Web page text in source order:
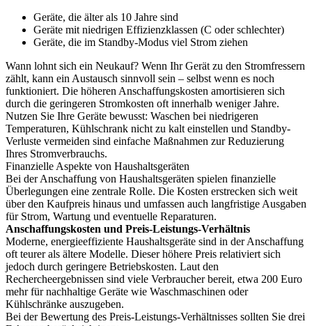
Geräte, die älter als 10 Jahre sind
Geräte mit niedrigen Effizienzklassen (C oder schlechter)
Geräte, die im Standby-Modus viel Strom ziehen
Wann lohnt sich ein Neukauf? Wenn Ihr Gerät zu den Stromfressern
zählt, kann ein Austausch sinnvoll sein – selbst wenn es noch
funktioniert. Die höheren Anschaffungskosten amortisieren sich
durch die geringeren Stromkosten oft innerhalb weniger Jahre.
Nutzen Sie Ihre Geräte bewusst: Waschen bei niedrigeren
Temperaturen, Kühlschrank nicht zu kalt einstellen und Standby-
Verluste vermeiden sind einfache Maßnahmen zur Reduzierung
Ihres Stromverbrauchs.
Finanzielle Aspekte von Haushaltsgeräten
Bei der Anschaffung von Haushaltsgeräten spielen finanzielle
Überlegungen eine zentrale Rolle. Die Kosten erstrecken sich weit
über den Kaufpreis hinaus und umfassen auch langfristige Ausgaben
für Strom, Wartung und eventuelle Reparaturen.
Anschaffungskosten und Preis-Leistungs-Verhältnis
Moderne, energieeffiziente Haushaltsgeräte sind in der Anschaffung
oft teurer als ältere Modelle. Dieser höhere Preis relativiert sich
jedoch durch geringere Betriebskosten. Laut den
Rechercheergebnissen sind viele Verbraucher bereit, etwa 200 Euro
mehr für nachhaltige Geräte wie Waschmaschinen oder
Kühlschränke auszugeben.
Bei der Bewertung des Preis-Leistungs-Verhältnisses sollten Sie drei